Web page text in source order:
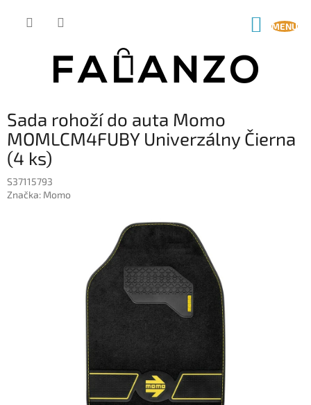
Sada rohoží do auta Momo
MOMLCM4FUBY Univerzálny Čierna
(4 ks)
S37115793
Značka: Momo